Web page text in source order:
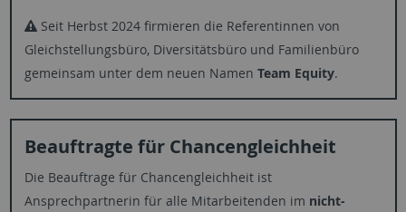
Seit Herbst 2024 firmieren die Referentinnen von
Gleichstellungsbüro, Diversitätsbüro und Familienbüro
gemeinsam unter dem neuen Namen Team Equity.
Beauftragte für Chancengleichheit
Die Beauftrage für Chancengleichheit ist
Ansprechpartnerin für alle Mitarbeitenden im nicht-